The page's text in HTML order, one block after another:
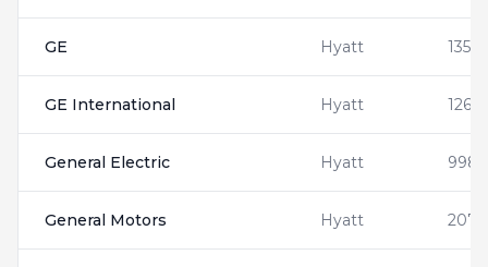
GE Hyatt 13516
GE International Hyatt
General Electric Hyatt
General Motors Hyatt